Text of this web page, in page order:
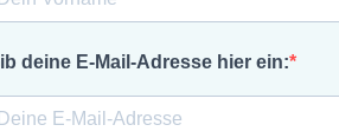
deine E-Mail-Adresse hier ein: